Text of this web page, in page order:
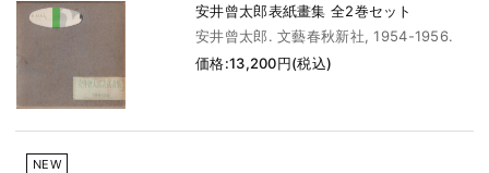
安井曾太郎表紙畫集 全2巻セット
安井曾太郎. 文藝春秋新社, 1954-1956.
価格:13,200円(税込)
NEW